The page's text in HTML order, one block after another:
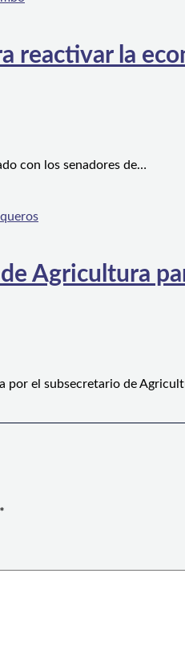
reactivar la
con los senadores de…
Agricultura
el subsecretario de
*